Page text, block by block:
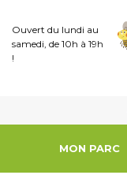
Ouvert du lundi au
samedi, de 10h à 19h
!
MON PARC